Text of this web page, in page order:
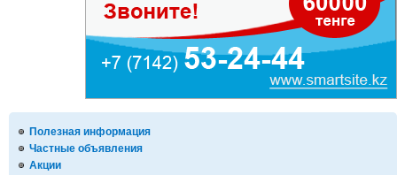
Полезная информация
Частные объявления
Акции